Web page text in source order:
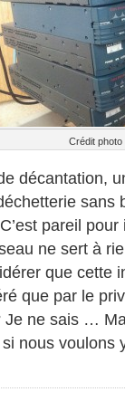
Crédit
décantation,
sans
pareil
ne sert à
que cette
que par le
Je ne sais …
nous voulons